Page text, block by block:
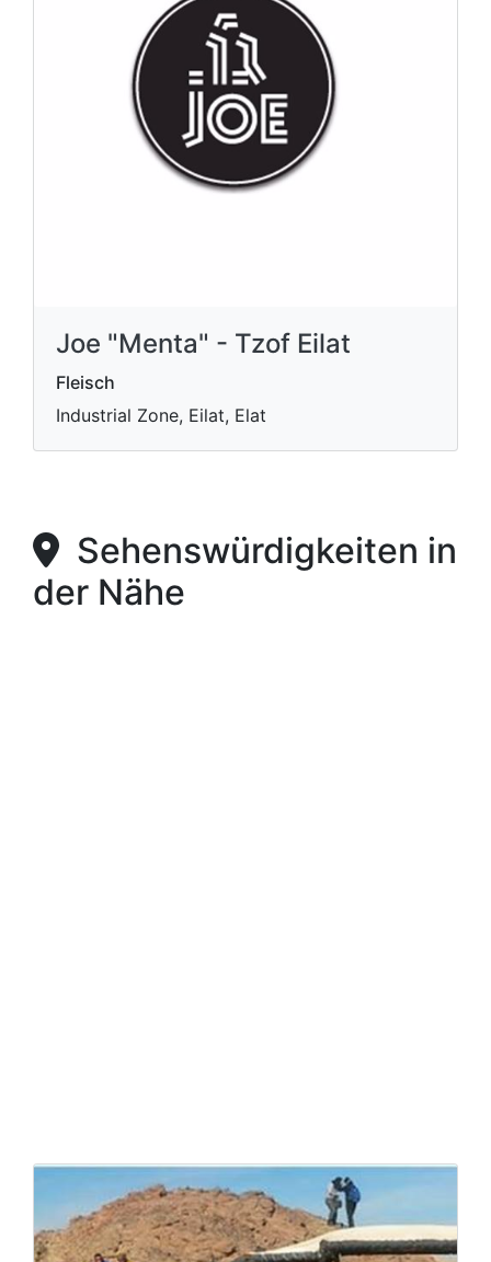
Joe "Menta" - Tzof Eilat
Fleisch
Industrial Zone, Eilat, Elat
Sehenswürdigkeiten in
der Nähe